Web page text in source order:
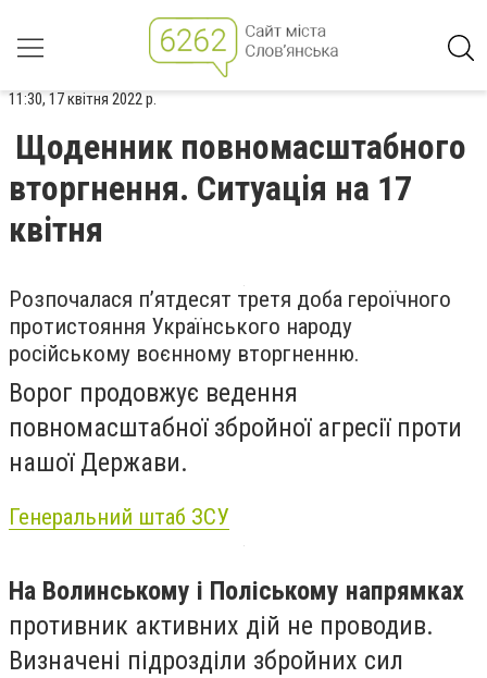
11:30, 17 квітня 2022 р.
Щоденник повномасштабного
вторгнення. Ситуація на 17
квітня
Розпочалася п’ятдесят третя доба героїчного
протистояння Українського народу
російському воєнному вторгненню.
Ворог продовжує ведення
повномасштабної збройної агресії проти
нашої Держави.
Генеральний штаб ЗСУ
На Волинському і Поліському напрямках
противник активних дій не проводив.
Визначені підрозділи збройних сил